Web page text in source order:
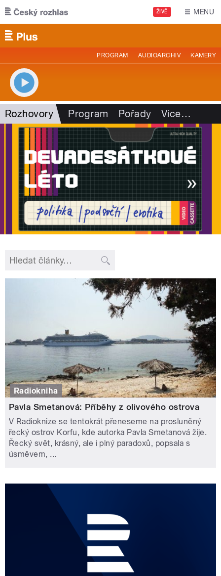
Přejít k hlavnímu obsahu
ŽIVĚ MENU
PROGRAM AUDIOARCHIV KAMERY
Rozhovory Program Pořady Více…
Radiokniha
Pavla Smetanová: Příběhy z olivového ostrova
V Radioknize se tentokrát přeneseme na prosluněný
řecký ostrov Korfu, kde autorka Pavla Smetanová žije.
Řecký svět, krásný, ale i plný paradoxů, popsala s
úsměvem, ...